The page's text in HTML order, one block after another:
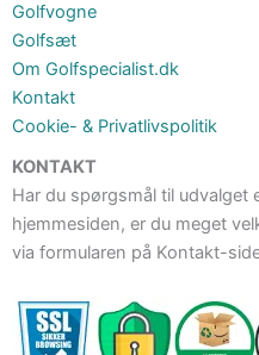
Golfvogne
Golfsæt
Om Golfspecialist.dk
Kontakt
Cookie- & Privatlivspolitik
KONTAKT
Har du spørgsmål til udvalget
hjemmesiden, er du meget
via formularen på Kontakt-